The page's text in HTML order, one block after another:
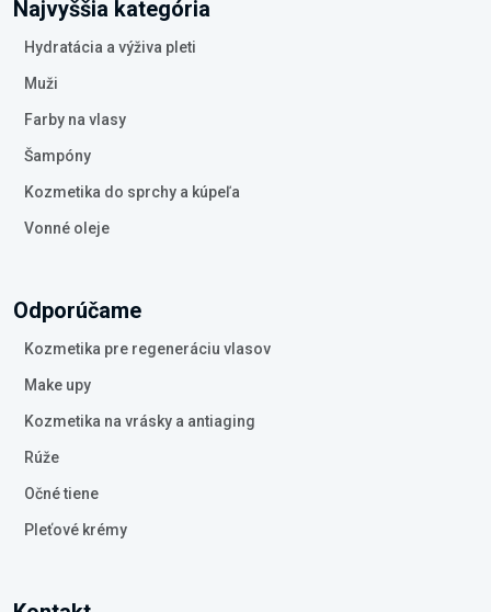
Najvyššia kategória
Hydratácia a výživa pleti
Muži
Farby na vlasy
Šampóny
Kozmetika do sprchy a kúpeľa
Vonné oleje
Odporúčame
Kozmetika pre regeneráciu vlasov
Make upy
Kozmetika na vrásky a antiaging
Rúže
Očné tiene
Pleťové krémy